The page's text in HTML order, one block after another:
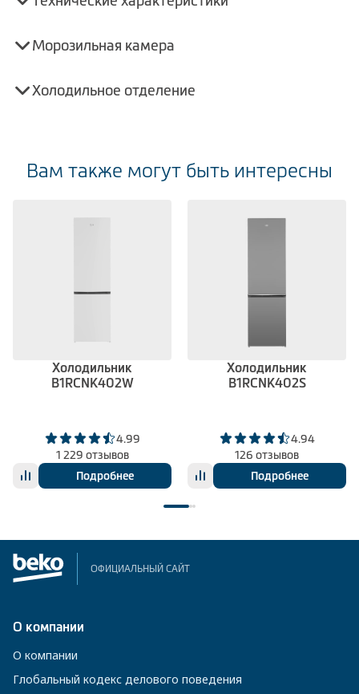
Морозильная камера
Холодильное отделение
Вам также могут быть интересны
Холодильник
B1RCNK402W
4.99
1 229 отзывов
Подробнее
Холодильник
B1RCNK402S
4.94
126 отзывов
Подробнее
ОФИЦИАЛЬНЫЙ САЙТ
О компании
О компании
Глобальный кодекс делового поведения